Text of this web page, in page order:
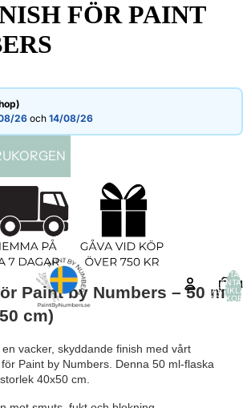
FÖR PAINT
26 och 14/08/26
Paint by Numbers – 50 ml
cm)
vacker, skyddande finish med vårt
Paint by Numbers. Denna 50 ml-flaska
40x50 cm.